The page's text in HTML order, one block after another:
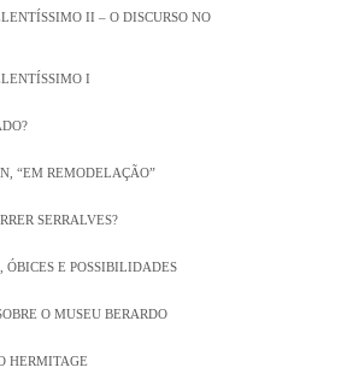
II – O DISCURSO NO
I
“EM REMODELAÇÃO”
SERRALVES?
ÓBICES E POSSIBILIDADES
O MUSEU BERARDO
HERMITAGE